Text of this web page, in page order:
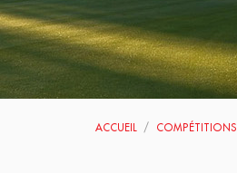
ACCUEIL COMPÉTITIONS